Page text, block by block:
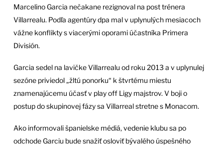
Marcelino Garcia nečakane rezignoval na post trénera
Villarrealu. Podľa agentúry dpa mal v uplynulých mesiacoch
vážne konflikty s viacerými oporami účastníka Primera
División.
Garcia sedel na lavičke Villarrealu od roku 2013 a v uplynulej
sezóne priviedol „žltú ponorku“ k štvrtému miestu
znamenajúcemu účasť v play off Ligy majstrov. V boji o
postup do skupinovej fázy sa Villarreal stretne s Monacom.
Ako informovali španielske médiá, vedenie klubu sa po
odchode Garciu bude snažiť osloviť bývalého úspešného